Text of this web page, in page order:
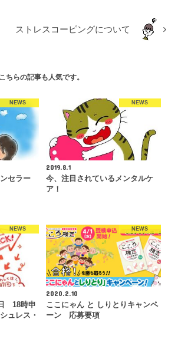
ストレスコーピングについて
こちらの記事も人気です。
NEWS
セラー
NEWS
2019.8.1
今、注目されているメンタルケ
ア！
NEWS
18時申
ュレス・
NEWS
2020.2.10
ここにゃん と しりとりキャンペ
ーン 応募要項